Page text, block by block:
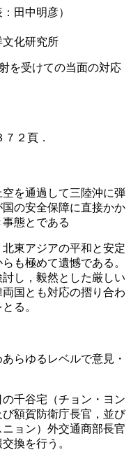
田中明彦）
化研究所
を受けての当面の対応
２頁．
を通過して三陸沖に弾
の安全保障に直接かか
態とである
北東アジアの平和と安定
も極めて遺憾である。
し，毅然とした厳しい
国とも対応の摺り合わ
る。
らゆるレベルで意見・
の千谷宅（チョン・ヨン
額賀防衛庁長官，並び
ョン）外交通商部長官
換を行う。